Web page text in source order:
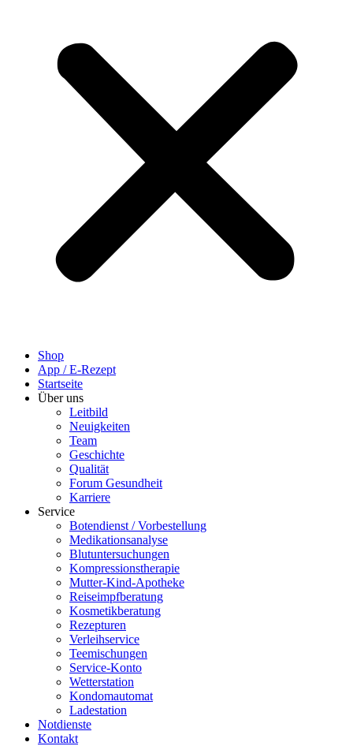
Shop
App / E-Rezept
Startseite
Über uns
Leitbild
Neuigkeiten
Team
Geschichte
Qualität
Forum Gesundheit
Karriere
Service
Botendienst / Vorbestellung
Medikationsanalyse
Blutuntersuchungen
Kompressionstherapie
Mutter-Kind-Apotheke
Reiseimpfberatung
Kosmetikberatung
Rezepturen
Verleihservice
Teemischungen
Service-Konto
Wetterstation
Kondomautomat
Ladestation
Notdienste
Kontakt